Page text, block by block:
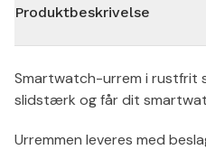
Produktbeskrivelse
Smartwatch-urrem i rustfrit
slidstærk og får dit
Urremmen leveres med